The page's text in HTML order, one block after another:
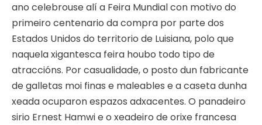
ano celebrouse alí a Feira Mundial con motivo do
primeiro centenario da compra por parte dos
Estados Unidos do territorio de Luisiana, polo que
naquela xigantesca feira houbo todo tipo de
atraccións. Por casualidade, o posto dun fabricante
de galletas moi finas e maleables e a caseta dunha
xeada ocuparon espazos adxacentes. O panadeiro
sirio Ernest Hamwi e o xeadeiro de orixe francesa